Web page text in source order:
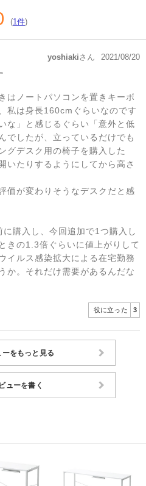
(1件)
yoshiakiさん 2021/08/20
はノートパソコンを置きキーボ
私は身長160cmぐらいなのです
な」と感じるぐらい「意外と低
でしたが、立っているだけでも
グデスク用の椅子を購入した
いたりするようにしてから高さ
価が変わりそうなデスクだと感
購入し、今回追加で1つ購入し
きの1.3倍ぐらいに値上がりして
イルス感染拡大による在宅勤務
か。それだけ需要があるんだな
役に立った 3
ーをもっと見る
ューを書く